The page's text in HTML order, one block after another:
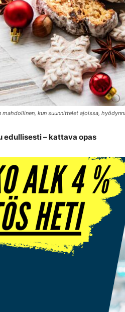
mahdollinen, kun suunnittelet ajoissa,
edullisesti – kattava opas